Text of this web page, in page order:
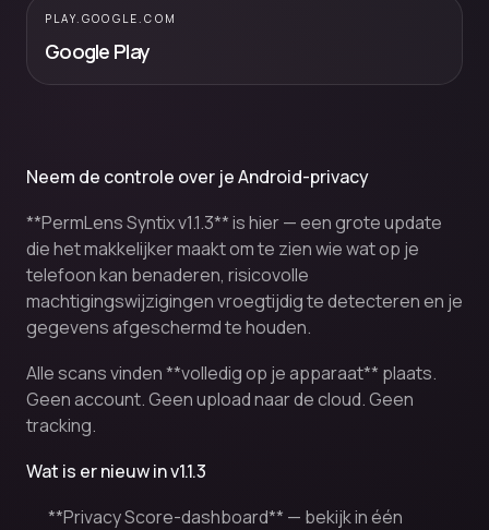
PLAY.GOOGLE.COM
Google Play
Neem de controle over je Android-privacy
**PermLens Syntix v1.1.3** is hier — een grote update
die het makkelijker maakt om te zien wie wat op je
telefoon kan benaderen, risicovolle
machtigingswijzigingen vroegtijdig te detecteren en je
gegevens afgeschermd te houden.
Alle scans vinden **volledig op je apparaat** plaats.
Geen account. Geen upload naar de cloud. Geen
tracking.
Wat is er nieuw in v1.1.3
**Privacy Score-dashboard** — bekijk in één